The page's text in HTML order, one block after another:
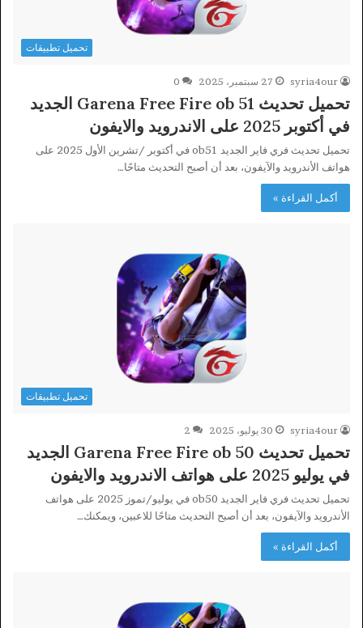
تحميل تطبيقات
syria4our 27 سبتمبر، 2025 0
تحميل تحديث Garena Free Fire ob 51 الجديد
في أكتوبر 2025 على الاندرويد والايفون
تحميل تحديث فري فاير الجديد ob51 في أكتوبر /تشرين الأول 2025 على
هواتف الأندرويد والآيفون، بعد أن أصبح التحديث متاحًا…
أكمل القراءة »
تحميل تطبيقات
syria4our 30 يوليو، 2025 2
تحميل تحديث Garena Free Fire ob 50 الجديد
في يوليو 2025 على هواتف الاندرويد والايفون
تحميل تحديث فري فاير الجديد ob50 في يوليو/تموز 2025 على هواتف
الأندرويد والآيفون، بعد أن أصبح التحديث متاحًا للاعبين، ويمكنك…
أكمل القراءة »